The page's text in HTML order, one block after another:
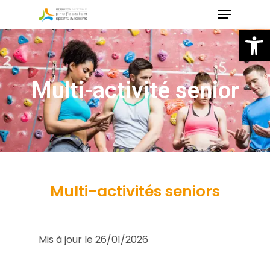
main
content
Multi-activité senior
Multi-activités seniors
Mis à jour le 26/01/2026